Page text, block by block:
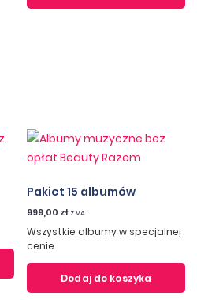
Pakiet 15 albumów
999,00 zł z VAT
Wszystkie albumy w specjalnej
cenie
Dodaj do koszyka